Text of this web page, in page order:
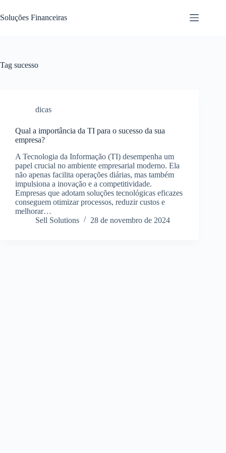
para
o
Soluções Financeiras
Tag sucesso
dicas
Qual a importância da TI para o sucesso da sua
empresa?
A Tecnologia da Informação (TI) desempenha um
papel crucial no ambiente empresarial moderno. Ela
não apenas facilita operações diárias, mas também
impulsiona a inovação e a competitividade.
Empresas que adotam soluções tecnológicas eficazes
conseguem otimizar processos, reduzir custos e
melhorar…
Sell Solutions
28 de novembro de 2024